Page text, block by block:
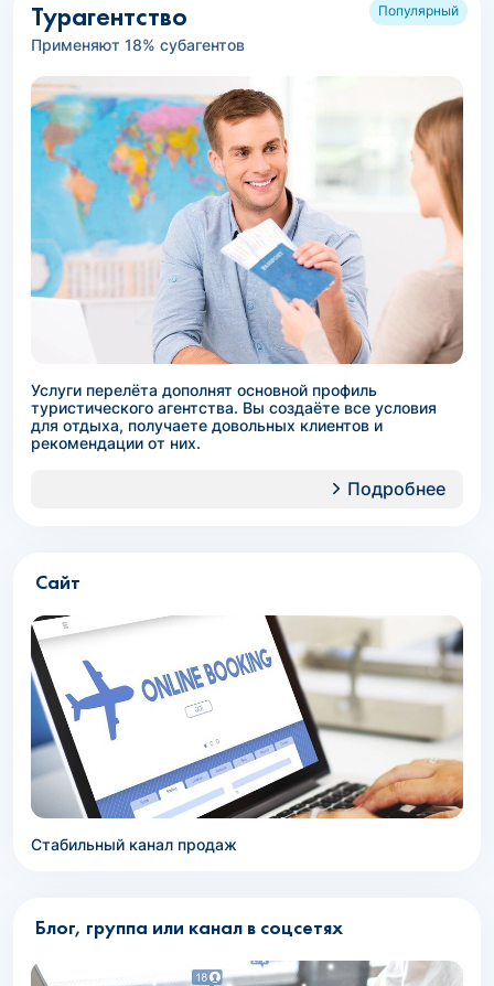
Турагентство Популярный
Применяют 18% субагентов
Услуги перелёта дополнят основной профиль
туристического агентства. Вы создаёте все условия
для отдыха, получаете довольных клиентов и
рекомендации от них.
Подробнее
Сайт
Стабильный канал продаж
Блог, группа или канал в соцсетях